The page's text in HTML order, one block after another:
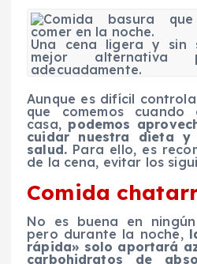
Una cena ligera y sin
mejor alternativa
adecuadamente.
Aunque es difícil
que comemos
casa, podemos
cuidar nuestra dieta
salud.Para ello, es
de la cena, evitar los
Comida
No es buena en
pero durante la noche,
rápida» solo aportará
carbohidratos de